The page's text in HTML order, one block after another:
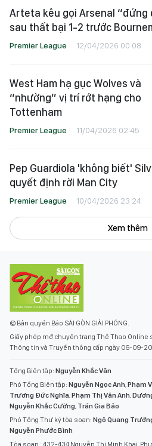
Arteta kêu gọi Arsenal “đứng
sau thất bại 1-2 trước
Premier League 12/04/2026 00:08
West Ham hạ gục Wolves và
“nhường” vị trí rớt hạng cho
Tottenham
Premier League 11/04/2026 02:45
Pep Guardiola 'không biết'
quyết định rời Man City
Premier League 10/04/2026 23:24
Xem thêm
© Bản quyền Báo SÀI GÒN GIẢI PHÓNG.
Giấy phép mở chuyên trang Thể Thao Online
Thông tin và Truyền thông cấp ngày 06-09-
Tổng Biên tập: Nguyễn Khắc Văn
Phó Tổng Biên tập: Nguyễn Ngọc Anh,Phạm
Trương Đức Nghĩa,Phạm Thị Vân Anh,
Nguyễn Khắc Cường, Trần Gia Bảo
Phó Tổng Thư ký tòa soạn: Ngô Quang
Nguyễn Phước Bình